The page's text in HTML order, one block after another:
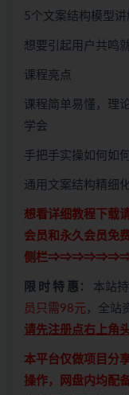
5个文案结构模型
想要引起用户共鸣
课程亮点
课程简单易懂，理
学会
手把手实操如何如
通用文案结构精细
想看详细教程下载
会员和永久会员
侧栏
限 时 特 惠： 本站
员只需98元 ，全站
请先注册点右上角
本平台仅做项目分
操作，网盘内均配